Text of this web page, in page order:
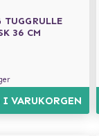
TUGGRULLE
36 CM
I VARUKORGEN